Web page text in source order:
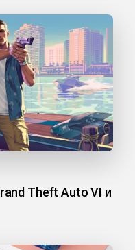
Theft Auto VI и